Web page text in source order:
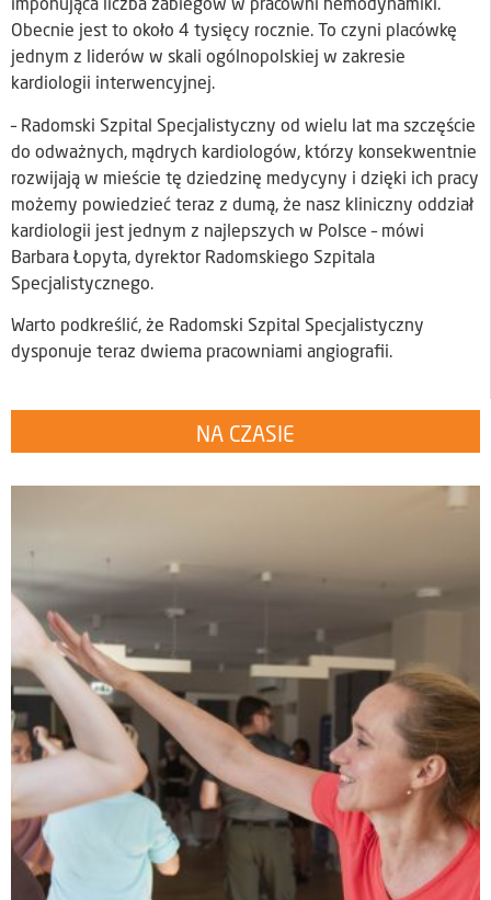
imponująca liczba zabiegów w pracowni hemodynamiki.
Obecnie jest to około 4 tysięcy rocznie. To czyni placówkę
jednym z liderów w skali ogólnopolskiej w zakresie
kardiologii interwencyjnej.
– Radomski Szpital Specjalistyczny od wielu lat ma szczęście
do odważnych, mądrych kardiologów, którzy konsekwentnie
rozwijają w mieście tę dziedzinę medycyny i dzięki ich pracy
możemy powiedzieć teraz z dumą, że nasz kliniczny oddział
kardiologii jest jednym z najlepszych w Polsce – mówi
Barbara Łopyta, dyrektor Radomskiego Szpitala
Specjalistycznego.
Warto podkreślić, że Radomski Szpital Specjalistyczny
dysponuje teraz dwiema pracowniami angiografii.
NA CZASIE